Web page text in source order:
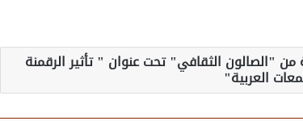
"الصالون الثقافي" تحت عنوان " تأثير الرقمنة
العربية"